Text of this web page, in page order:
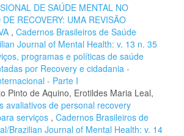
DE SAÚDE MENTAL NO
RECOVERY: UMA REVISÃO
, Cadernos Brasileiros de Saúde
Journal of Mental Health: v. 13 n. 35
programas e políticas de saúde
por Recovery e cidadania -
- Parte I
Pinto de Aquino, Erotildes Maria Leal,
avaliativos de personal recovery
serviços , Cadernos Brasileiros de
Brazilian Journal of Mental Health: v. 14